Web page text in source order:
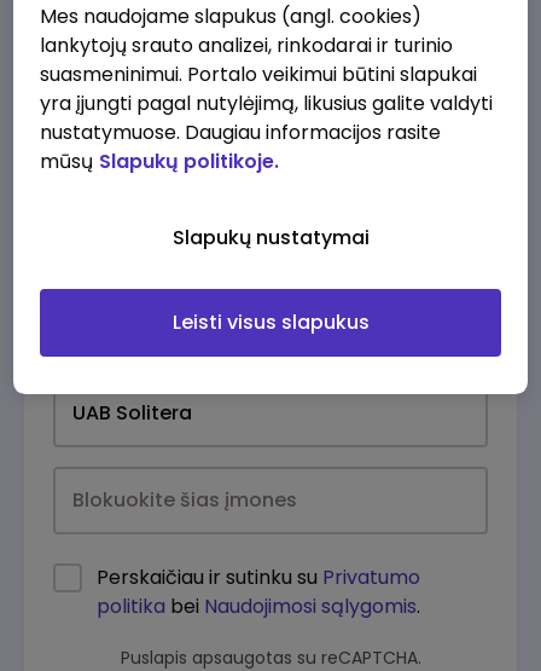
Kokios srities darbo pasiūlymai jus domina?
Pridėti naują
Perskaičiau ir sutinku su Privatumo
politika bei Naudojimosi sąlygomis.
Puslapis apsaugotas su reCAPTCHA.
Mes naudojame slapukus (angl. cookies)
lankytojų srauto analizei, rinkodarai ir turinio
suasmeninimui. Portalo veikimui būtini slapukai
yra įjungti pagal nutylėjimą, likusius galite valdyti
nustatymuose. Daugiau informacijos rasite
mūsų Slapukų politikoje.
Slapukų nustatymai
Leisti visus slapukus